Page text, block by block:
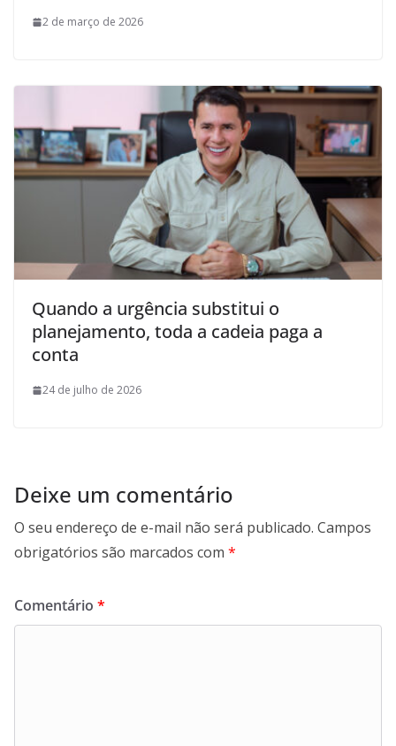
2 de março de 2026
Quando a urgência substitui o
planejamento, toda a cadeia paga a
conta
24 de julho de 2026
Deixe um comentário
O seu endereço de e-mail não será publicado. Campos
obrigatórios são marcados com *
Comentário *